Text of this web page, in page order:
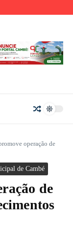
neste
na Amazônia
operação de
de Cambé
de